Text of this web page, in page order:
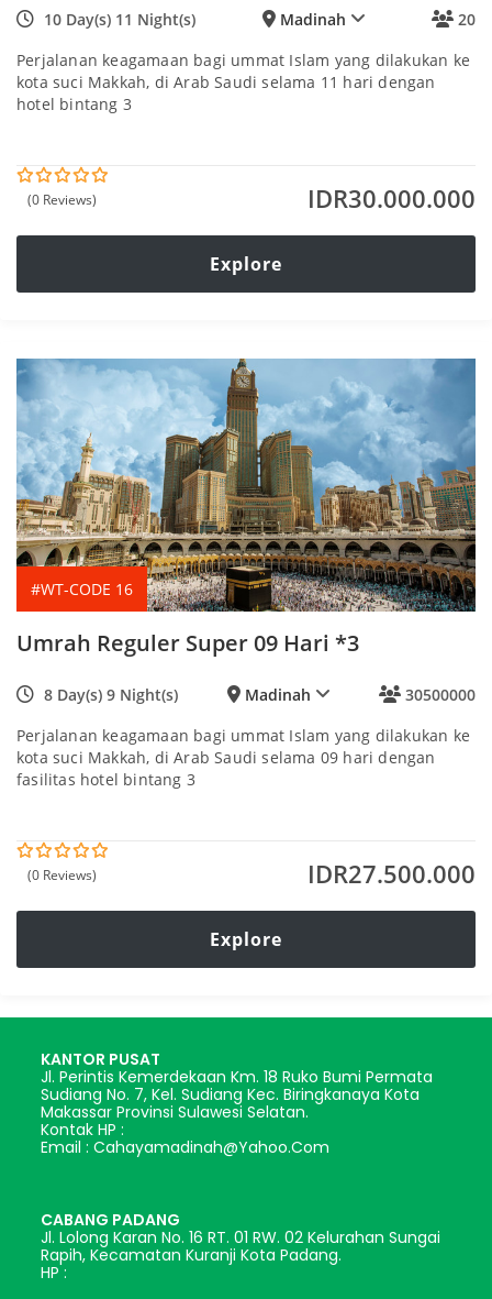
10 Day(s) 11 Night(s) Madinah
20
Perjalanan keagamaan bagi ummat Islam yang dilakukan ke
kota suci Makkah, di Arab Saudi selama 11 hari dengan
hotel bintang 3
IDR30.000.000
0
u
(0 Reviews)
Explore
#WT-CODE 16
Umrah Reguler Super 09 Hari *3
8 Day(s) 9 Night(s) Madinah
30500000
Perjalanan keagamaan bagi ummat Islam yang dilakukan ke
kota suci Makkah, di Arab Saudi selama 09 hari dengan
fasilitas hotel bintang 3
IDR27.500.000
0
u
(0 Reviews)
Explore
KANTOR PUSAT
Jl. Perintis Kemerdekaan Km. 18 Ruko Bumi Permata
Sudiang No. 7, Kel. Sudiang Kec. Biringkanaya Kota
Makassar Provinsi Sulawesi Selatan.
Kontak HP :
Email : Cahayamadinah@yahoo.com
CABANG PADANG
Jl. Lolong Karan No. 16 RT. 01 RW. 02 Kelurahan Sungai
Rapih, Kecamatan Kuranji Kota Padang.
HP :